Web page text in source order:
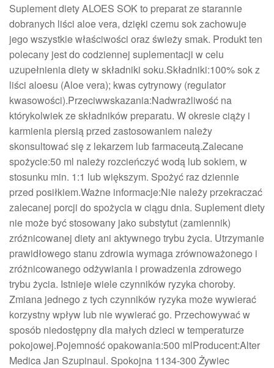
Suplement diety ALOES SOK to preparat ze starannie
dobranych liści aloe vera, dzięki czemu sok zachowuje
jego wszystkie właściwości oraz świeży smak. Produkt ten
polecany jest do codziennej suplementacji w celu
uzupełnienia diety w składniki soku.Składniki:100% sok z
liści aloesu (Aloe vera); kwas cytrynowy (regulator
kwasowości).Przeciwwskazania:Nadwrażliwość na
którykolwiek ze składników preparatu. W okresie ciąży i
karmienia piersią przed zastosowaniem należy
skonsultować się z lekarzem lub farmaceutą.Zalecane
spożycie:50 ml należy rozcieńczyć wodą lub sokiem, w
stosunku min. 1:1 lub większym. Spożyć raz dziennie
przed posiłkiem.Ważne informacje:Nie należy przekraczać
zalecanej porcji do spożycia w ciągu dnia. Suplement diety
nie może być stosowany jako substytut (zamiennik)
zróżnicowanej diety ani aktywnego trybu życia. Utrzymanie
prawidłowego stanu zdrowia wymaga zrównoważonego i
zróżnicowanego odżywiania i prowadzenia zdrowego
trybu życia. Istnieje wiele czynników ryzyka choroby.
Zmiana jednego z tych czynników ryzyka może wywierać
korzystny wpływ lub nie wywierać go. Przechowywać w
sposób niedostępny dla małych dzieci w temperaturze
pokojowej.Pojemność opakowania:500 mlProducent:Alter
Medica Jan Szupinaul. Spokojna 1134-300 Żywiec